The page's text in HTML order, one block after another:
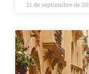
21 de septiembre de